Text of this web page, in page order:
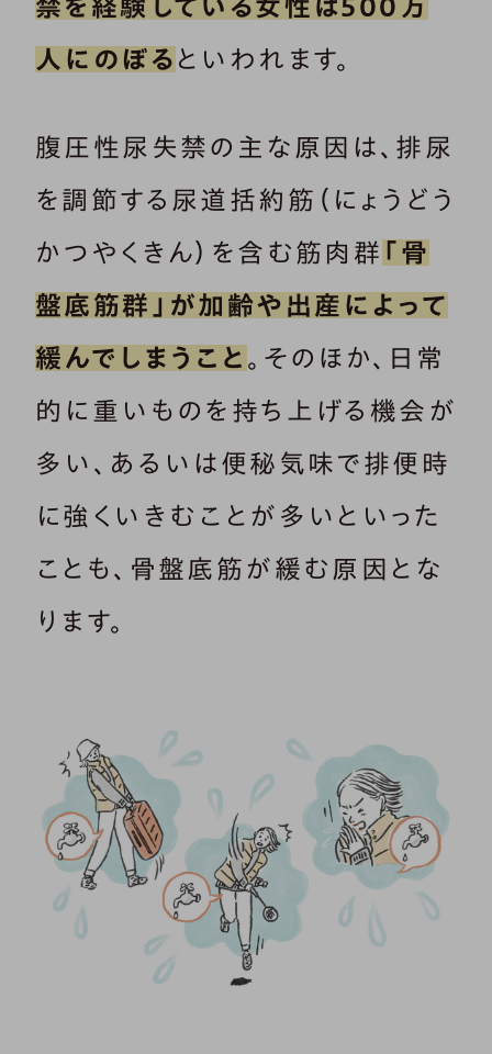
禁を経験している女性は500万
人にのぼる といわれます。
腹圧性尿失禁の主な原因は、排尿
を調節する尿道括約筋（にょうどう
かつやくきん）を含む筋肉群 「骨
盤底筋群」が加齢や出産によって
緩んでしまうこと 。そのほか、日常
的に重いものを持ち上げる機会が
多い、あるいは便秘気味で排便時
に強くいきむことが多いといった
ことも、骨盤底筋が緩む原因とな
ります。